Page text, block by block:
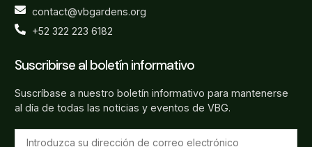
contact@vbgardens.org
+52 322 223 6182
Suscribirse al boletín informativo
Suscríbase a nuestro boletín informativo para mantenerse
al día de todas las noticias y eventos de VBG.